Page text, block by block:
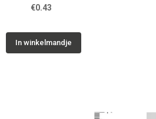
€0.43
In winkelmandje